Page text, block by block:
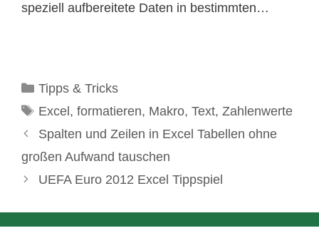
speziell aufbereitete Daten in bestimmten…
Kategorien
Tipps & Tricks
Schlagwörter
Excel , formatieren, Makro, Text, Zahlenwerte
Spalten und Zeilen in Excel Tabellen ohne
großen Aufwand tauschen
UEFA Euro 2012 Excel Tippspiel